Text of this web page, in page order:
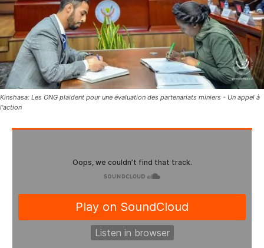
Kinshasa: Les ONG plaident pour une évaluation des partenariats miniers - Un appel à
l'action